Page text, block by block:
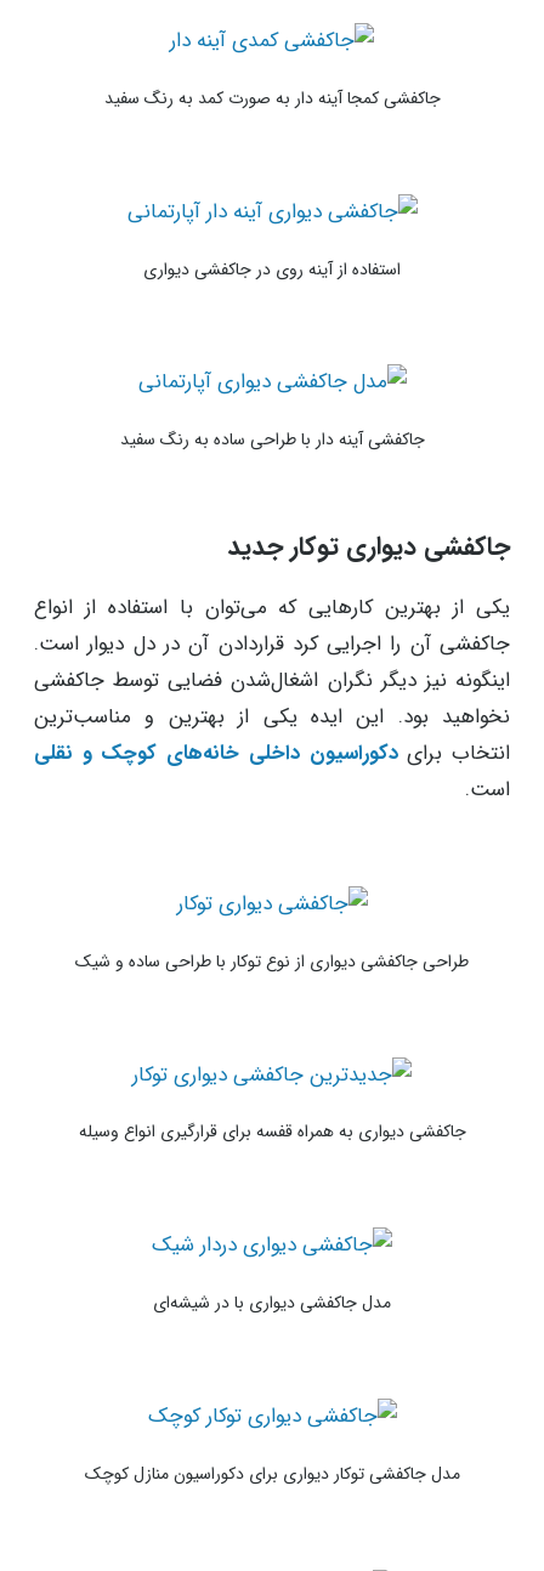
جاکفشی کمجا آینه دار به صورت کمد به رنگ سفید
استفاده از آینه روی در جاکفشی دیواری
جاکفشی آینه دار با طراحی ساده به رنگ سفید
جاکفشی دیواری توکار جدید
یکی از بهترین کارهایی که می‌توان با استفاده از انواع
جاکفشی آن را اجرایی کرد قراردادن آن در دل دیوار است.
اینگونه نیز دیگر نگران اشغال‌شدن فضایی توسط جاکفشی
نخواهید بود. این ایده یکی از بهترین و مناسب‌ترین
انتخاب برای دکوراسیون داخلی خانه‌های کوچک و نقلی
است.
طراحی جاکفشی دیواری از نوع توکار با طراحی ساده و شیک
جاکفشی دیواری به همراه قفسه برای قرارگیری انواع وسیله
مدل جاکفشی دیواری با در شیشه‌ای
مدل جاکفشی توکار دیواری برای دکوراسیون منازل کوچک